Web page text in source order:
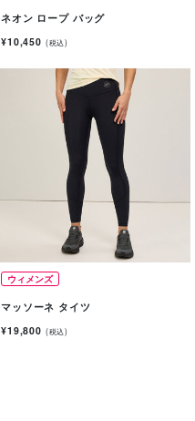
ネオン ロープ バッグ
¥10,450 (税込)
ウィメンズ
マッソーネ タイツ
¥19,800 (税込)